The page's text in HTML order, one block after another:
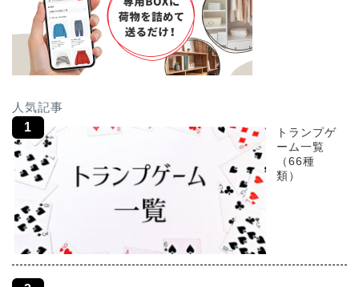
人気記事
トランプゲ
ーム一覧
（66種
類）